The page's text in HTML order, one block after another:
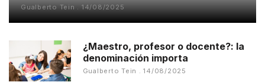
Gualberto Tein 14/08/2025
¿Maestro, profesor o docente?: la
denominación importa
Gualberto Tein 14/08/2025